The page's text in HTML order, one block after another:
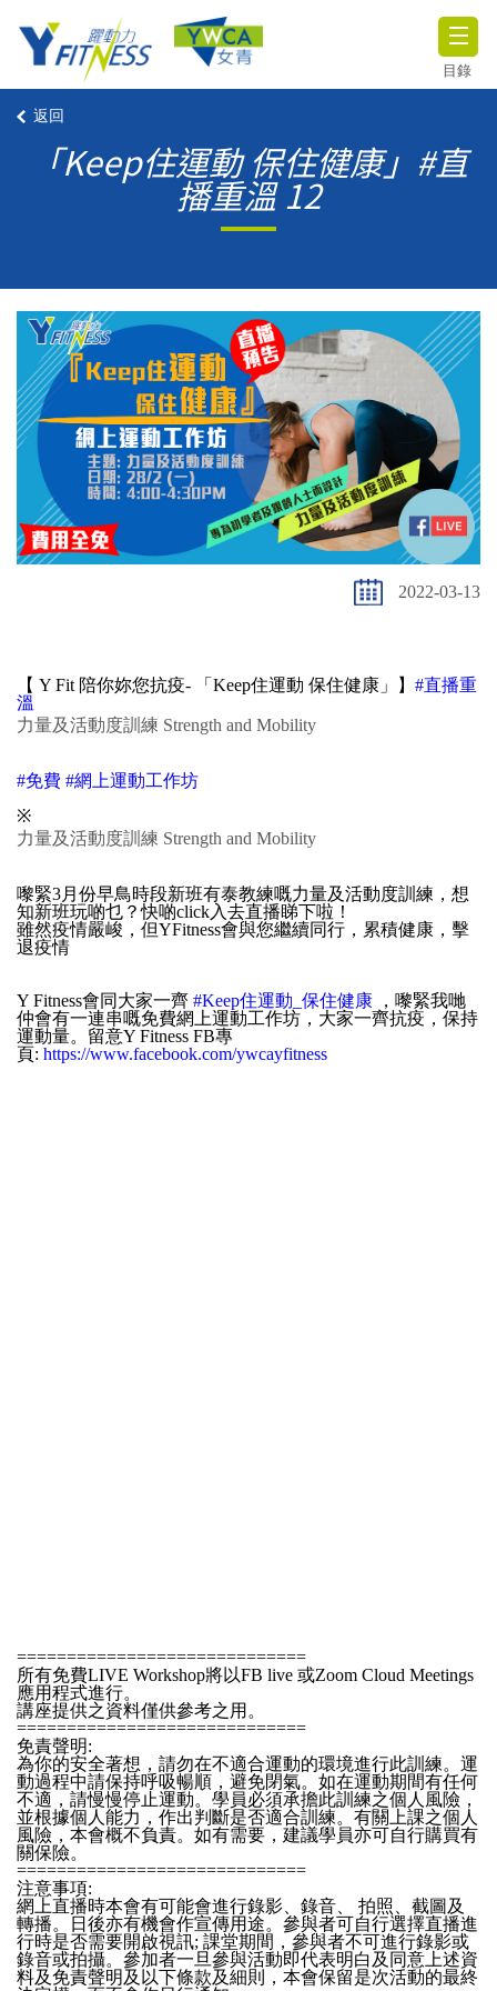
目錄
返回
「Keep住運動 保住健康」#直
播重溫 12
2022-03-13
【 Y Fit 陪你妳您抗疫- 「Keep住運動 保住健康」】 #直播重
溫
力量及活動度訓練 Strength and Mobility
#免費 #網上運動工作坊
※
力量及活動度訓練 Strength and Mobility
嚟緊3月份早鳥時段新班有泰教練嘅力量及活動度訓練，想
知新班玩啲乜？快啲click入去直播睇下啦！
雖然疫情嚴峻，但YFitness會與您繼續同行，累積健康，擊
退疫情
Y Fitness會同大家一齊 #Keep住運動_保住健康 ，嚟緊我哋
仲會有一連串嘅免費網上運動工作坊，大家一齊抗疫，保持
運動量。留意Y Fitness FB專
頁: https://www.facebook.com/ywcayfitness
=============================
所有免費LIVE Workshop將以FB live 或Zoom Cloud Meetings
應用程式進行。
講座提供之資料僅供參考之用。
=============================
免責聲明:
為你的安全著想，請勿在不適合運動的環境進行此訓練。運
動過程中請保持呼吸暢順，避免閉氣。如在運動期間有任何
不適，請慢慢停止運動。學員必須承擔此訓練之個人風險，
並根據個人能力，作出判斷是否適合訓練。有關上課之個人
風險，本會概不負責。如有需要，建議學員亦可自行購買有
關保險。
=============================
注意事項:
網上直播時本會有可能會進行錄影、錄音、 拍照、截圖及
轉播。日後亦有機會作宣傳用途。參與者可自行選擇直播進
行時是否需要開啟視訊; 課堂期間，參與者不可進行錄影或
錄音或拍攝。參加者一旦參與活動即代表明白及同意上述資
料及免責聲明及以下條款及細則，本會保留是次活動的最終